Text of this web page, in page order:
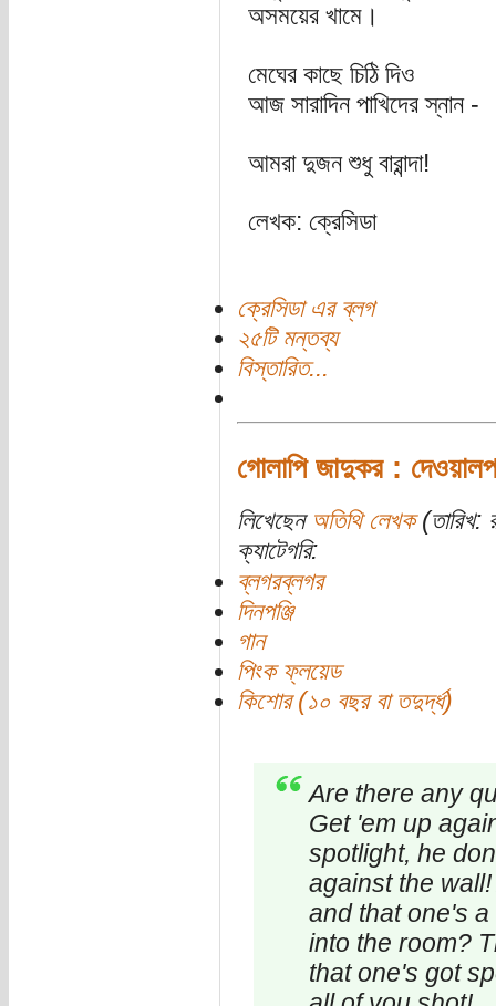
অসময়ের খামে।
মেঘের কাছে চিঠি দিও
আজ সারাদিন পাখিদের স্নান -
আমরা দুজন শুধু বারান্দা!
লেখক: ক্রেসিডা
ক্রেসিডা এর ব্লগ
২৫টি মন্তব্য
বিস্তারিত...
গোলাপি জাদুকর :
লিখেছেন অতিথি লেখক(তারিখ:
ক্যাটেগরি:
ব্লগরব্লগর
দিনপঞ্জি
গান
পিংক ফ্লয়েড
কিশোর (১০ বছর বা তদুর্দ্ধ)
Are there any
Get 'em up
spotlight, he
against the
and that one's
into the room?
that one's got